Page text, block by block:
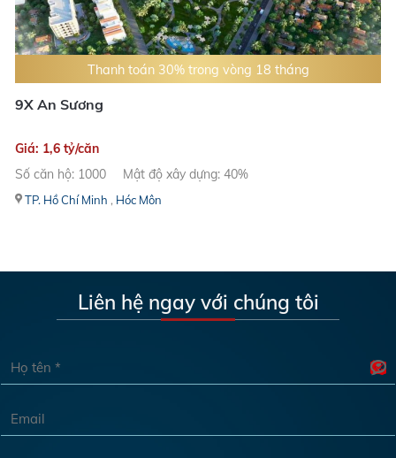
Thanh toán 30% trong vòng 18 tháng
9X An Sương
Giá: 1,6 tỷ/căn
Số căn hộ: 1000
Mật độ xây dựng: 40%
TP. Hồ Chí Minh , Hóc Môn
Liên hệ ngay với chúng tôi